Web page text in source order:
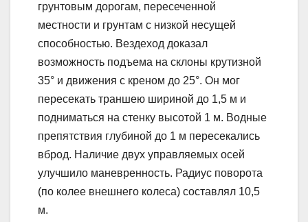
грунтовым дорогам, пересеченной
местности и грунтам с низкой несущей
способностью. Вездеход доказал
возможность подъема на склоны крутизной
35° и движения с креном до 25°. Он мог
пересекать траншею шириной до 1,5 м и
подниматься на стенку высотой 1 м. Водные
препятствия глубиной до 1 м пересекались
вброд. Наличие двух управляемых осей
улучшило маневренность. Радиус поворота
(по колее внешнего колеса) составлял 10,5
м.